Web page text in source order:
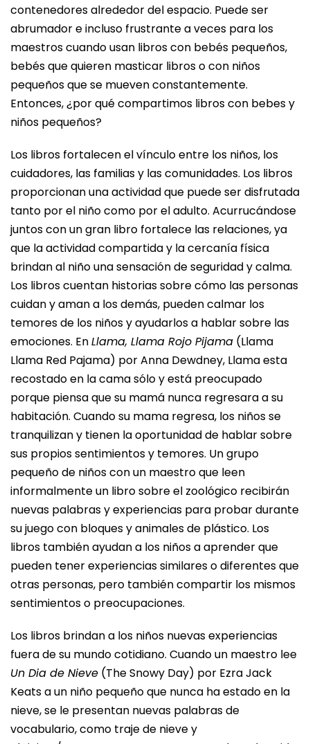
contenedores alrededor del espacio. Puede ser
abrumador e incluso frustrante a veces para los
maestros cuando usan libros con bebés pequeños,
bebés que quieren masticar libros o con niños
pequeños que se mueven constantemente.
Entonces, ¿por qué compartimos libros con bebes y
niños pequeños?
Los libros fortalecen el vínculo entre los niños, los
cuidadores, las familias y las comunidades. Los libros
proporcionan una actividad que puede ser disfrutada
tanto por el niño como por el adulto. Acurrucándose
juntos con un gran libro fortalece las relaciones, ya
que la actividad compartida y la cercanía física
brindan al niño una sensación de seguridad y calma.
Los libros cuentan historias sobre cómo las personas
cuidan y aman a los demás, pueden calmar los
temores de los niños y ayudarlos a hablar sobre las
emociones. EnLlama, Llama Rojo Pijama (Llama
Llama Red Pajama) por Anna Dewdney, Llama esta
recostado en la cama sólo y está preocupado
porque piensa que su mamá nunca regresara a su
habitación. Cuando su mama regresa, los niños se
tranquilizan y tienen la oportunidad de hablar sobre
sus propios sentimientos y temores. Un grupo
pequeño de niños con un maestro que leen
informalmente un libro sobre el zoológico recibirán
nuevas palabras y experiencias para probar durante
su juego con bloques y animales de plástico. Los
libros también ayudan a los niños a aprender que
pueden tener experiencias similares o diferentes que
otras personas, pero también compartir los mismos
sentimientos o preocupaciones.
Los libros brindan a los niños nuevas experiencias
fuera de su mundo cotidiano. Cuando un maestro lee
Un Dia de Nieve (The Snowy Day) por Ezra Jack
Keats a un niño pequeño que nunca ha estado en la
nieve, se le presentan nuevas palabras de
vocabulario, como traje de nieve y